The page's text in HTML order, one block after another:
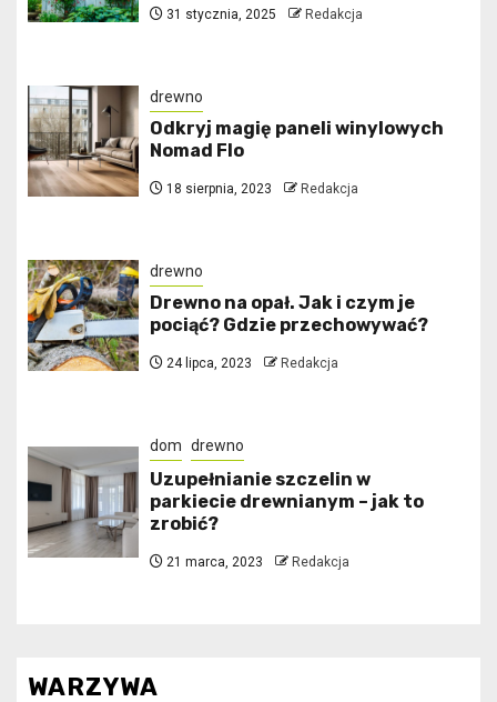
31 stycznia, 2025 Redakcja
drewno
Odkryj magię paneli winylowych
Nomad Flo
18 sierpnia, 2023 Redakcja
drewno
Drewno na opał. Jak i czym je
pociąć? Gdzie przechowywać?
24 lipca, 2023 Redakcja
dom drewno
Uzupełnianie szczelin w
parkiecie drewnianym – jak to
zrobić?
21 marca, 2023 Redakcja
WARZYWA